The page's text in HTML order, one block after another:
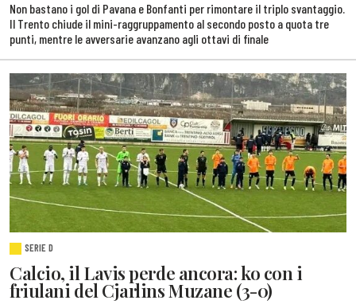
Non bastano i gol di Pavana e Bonfanti per rimontare il triplo svantaggio.
Il Trento chiude il mini-raggruppamento al secondo posto a quota tre
punti, mentre le avversarie avanzano agli ottavi di finale
SERIE D
Calcio, il Lavis perde ancora: ko con i
friulani del Cjarlins Muzane (3-0)